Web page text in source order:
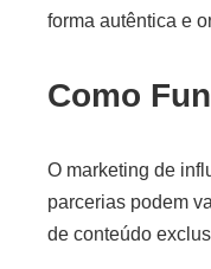
forma autêntica e
Como
O marketing de
parcerias podem
de conteúdo